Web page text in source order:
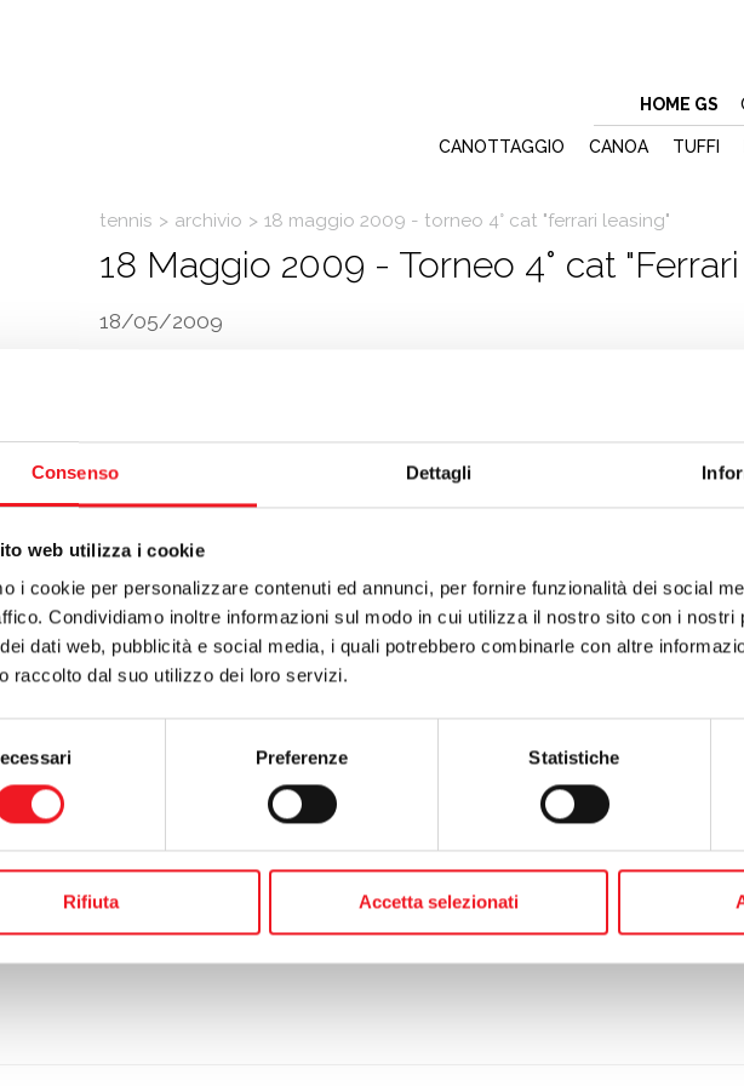
Consenso Dettagli
web utilizza i cookie
i cookie per personalizzare contenuti ed annunci, per fornire funzionalità dei social
Condividiamo inoltre informazioni sul modo in cui utilizza il nostro sito con i nostri
dati web, pubblicità e social media, i quali potrebbero combinarle con altre
raccolto dal suo utilizzo dei loro servizi.
Preferenze Statistiche
Rifiuta Accetta selezionati
HOME GS
CANOTTAGGIO CANOA TUFFI
tennis > archivio > 18 maggio 2009 - torneo 4° cat "ferrari leasing"
18 Maggio 2009 - Torneo 4° cat
18/05/2009
, che passa contro Madison per
, anche loro provenienti dal tabellone N/C. Da segnalare
Pavan.
M. Dal Forno vs F. Bonazzi
D. Bignotti vs P. Novichov
S. Zuccotti vs G. Guidi
M. Gallesi vs R. Madella
C. Motta vs S. Venezia